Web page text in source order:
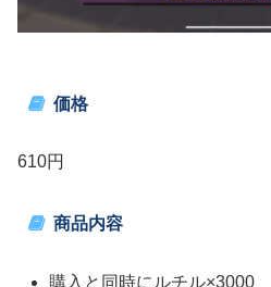
価格
610円
商品内容
購入と同時にルチル×3000